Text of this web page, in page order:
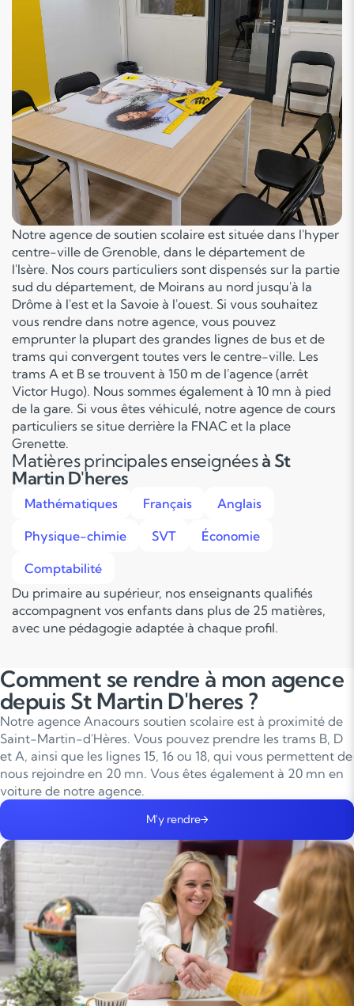
Notre agence de soutien scolaire est située dans l'hyper
centre-ville de Grenoble, dans le département de
l'Isère. Nos cours particuliers sont dispensés sur la partie
sud du département, de Moirans au nord jusqu'à la
Drôme à l'est et la Savoie à l'ouest. Si vous souhaitez
vous rendre dans notre agence, vous pouvez
emprunter la plupart des grandes lignes de bus et de
trams qui convergent toutes vers le centre-ville. Les
trams A et B se trouvent à 150 m de l'agence (arrêt
Victor Hugo). Nous sommes également à 10 mn à pied
de la gare. Si vous êtes véhiculé, notre agence de cours
particuliers se situe derrière la FNAC et la place
Grenette.
Matières principales enseignéesà St
Martin D'heres
Mathématiques Français Anglais
Physique-chimie SVT Économie
Comptabilité
Du primaire au supérieur, nos enseignants qualifiés
accompagnent vos enfants dans plus de 25 matières,
avec une pédagogie adaptée à chaque profil.
Comment se rendre à mon agence
depuis St Martin D'heres ?
Notre agence Anacours soutien scolaire est à proximité de
Saint-Martin-d'Hères. Vous pouvez prendre les trams B, D
et A, ainsi que les lignes 15, 16 ou 18, qui vous permettent de
nous rejoindre en 20 mn. Vous êtes également à 20 mn en
voiture de notre agence.
M'y rendre